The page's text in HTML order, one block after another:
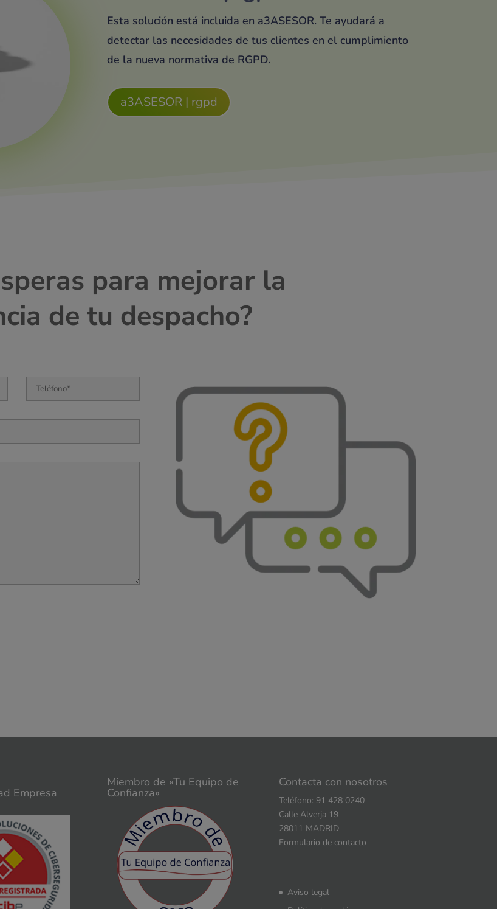
Esta solución está incluida en a3ASESOR. Te ayudará a
detectar las necesidades de tus clientes en el cumplimiento
de la nueva normativa de RGPD.
a3ASESOR | rgpd
para mejorar la
de tu despacho?
Empresa
Miembro de «Tu Equipo de
Confianza»
Contacta con nosotros
Teléfono: 91 428 0240
Calle Alverja 19
28011 MADRID
Formulario de contacto
Aviso legal